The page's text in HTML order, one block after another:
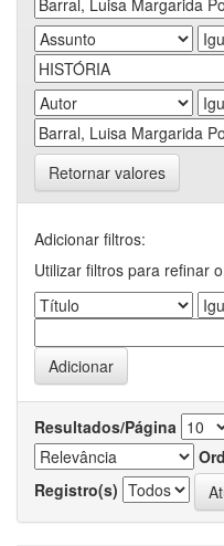
Retornar valores
Adicionar filtros:
Utilizar filtros para refinar
Resultados/Página
Registro(s)